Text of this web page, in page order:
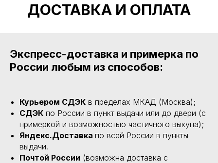
ДОСТАВКА И ОПЛАТА
Экспресс-доставка и примерка по
России любым из способов:
Курьером СДЭК в пределах МКАД (Москва);
СДЭК по России в пункт выдачи или до двери (с
примеркой и возможностью частичного выкупа);
Яндекс.Доставка по всей России в пункты
выдачи.
Почтой России (возможна доставка с